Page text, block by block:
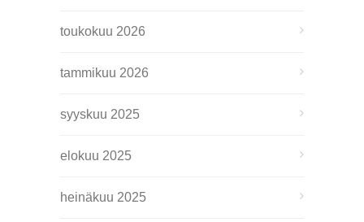
toukokuu 2026
tammikuu 2026
syyskuu 2025
elokuu 2025
heinäkuu 2025